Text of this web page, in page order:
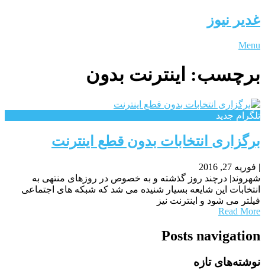
غدیر نیوز
Menu
برچسب: اینترنت بدون
تلگرام جدید
برگزاری انتخابات بدون قطع اینترنت
| فوریه 27, 2016
شهروند| درچند روز گذشته و به خصوص در روزهای منتهی به
انتخابات این شایعه بسیار شنیده می شد که شبکه های اجتماعی
فیلتر می شود و اینترنت نیز
Read More
Posts navigation
نوشته‌های تازه